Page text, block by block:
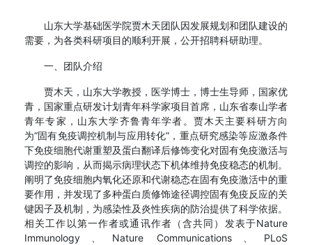
山东大学基础医学院贾木天团队因发展规划和团队建设的
需要，为各类科研项目的顺利开展，公开招聘科研助理。
一、团队介绍
贾木天，山东大学教授，医学博士，博士生导师，国家优
青，国家重点研发计划青年科学家项目首席，山东省泰山学者
青年专家，山东大学齐鲁青年学者。贾木天主要科研方向
为“固有免疫调控机制与应用转化”，重点研究感染等应激条件
下免疫细胞代谢重塑及蛋白翻译后修饰变化对固有免疫激活与
调控的影响，从而揭示病理状态下机体维持免疫稳态的机制。
阐明了免疫细胞内氧化还原和代谢稳态在固有免疫激活中的重
要作用，并发现了多种蛋白质修饰途径调控固有免疫反应的关
键因子及机制，为感染性及炎性疾病的防治提供了科学依据。
相关工作以第一作者或通讯作者（含共同）发表于Nature
Immunology、Nature Communications、PLoS